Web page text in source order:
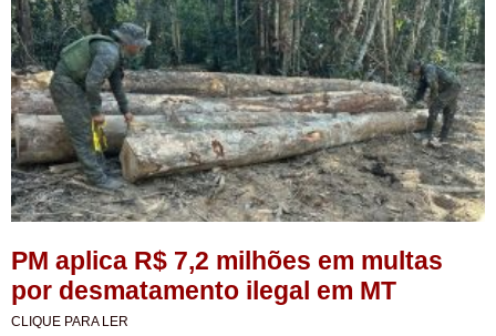
PM aplica R$ 7,2 milhões em multas
por desmatamento ilegal em MT
CLIQUE PARA LER